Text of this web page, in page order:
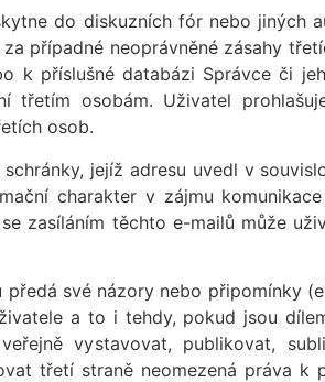
do diskuzních fór nebo jiných
případné neoprávněné zásahy
k příslušné databázi Správce či
třetím osobám. Uživatel
osob.
jejíž adresu uvedl v
charakter v zájmu
zasíláním těchto e-mailů může
své názory nebo připomínky
a to i tehdy, pokud jsou
vystavovat, publikovat,
třetí straně neomezená práva